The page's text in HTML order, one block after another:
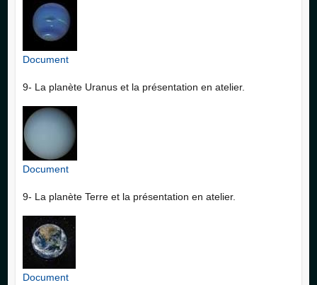
Document
9- La planète Uranus et la présentation en atelier.
Document
9- La planète Terre et la présentation en atelier.
Document